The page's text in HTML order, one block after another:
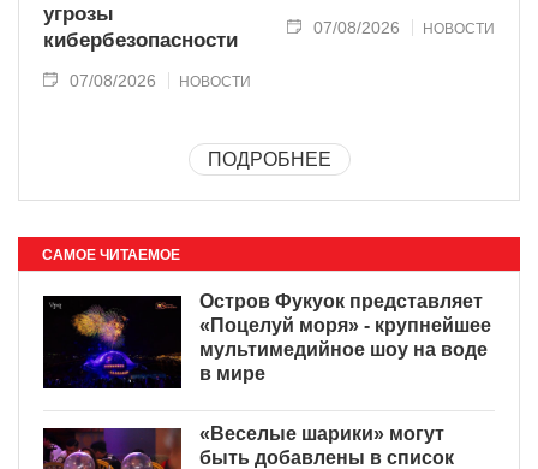
угрозы
кибербезопасности
07/08/2026 НОВОСТИ
07/08/2026 НОВОСТИ
ПОДРОБНЕЕ
САМОЕ ЧИТАЕМОЕ
Остров Фукуок представляет
«Поцелуй моря» - крупнейшее
мультимедийное шоу на воде
в мире
«Веселые шарики» могут
быть добавлены в список